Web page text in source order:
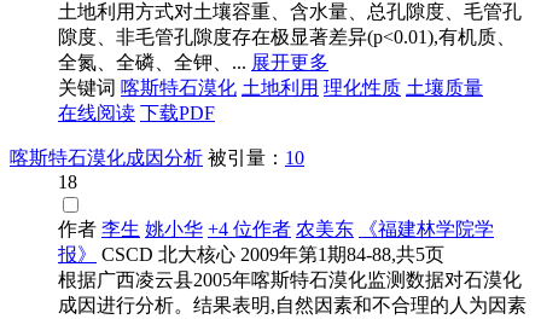
土地利用方式对土壤容重、含水量、总孔隙度、毛管孔
隙度、非毛管孔隙度存在极显著差异(p<0.01),有机质、
全氮、全磷、全钾、... 展开更多
关键词 喀斯特石漠化 土地利用 理化性质 土壤质量
在线阅读 下载PDF
喀斯特石漠化成因分析 被引量： 10
18
作者 李生 姚小华 +4 位作者 农美东
《福建林学院学
报》
CSCD 北大核心 2009年第1期84-88,共5页
根据广西凌云县2005年喀斯特石漠化监测数据对石漠化
成因进行分析。结果表明,自然因素和不合理的人为因素